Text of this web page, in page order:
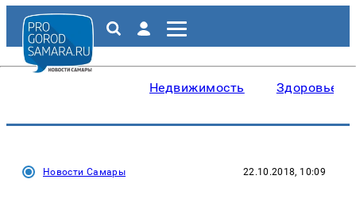
Недвижимость Здоровье
Новости Самары 22.10.2018, 10:09